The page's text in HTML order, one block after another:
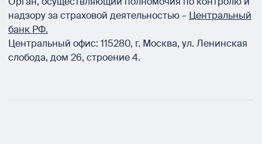
надзору за страховой деятельностью – Центральный
банк РФ.
Центральный офис: 115280, г. Москва, ул. Ленинская
слобода, дом 26, строение 4.